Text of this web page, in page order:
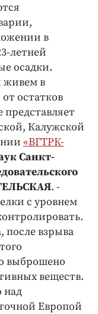
в
летней
осадки.
живем в
остатков
Калужской
«ВГТРК-
Санкт-
. -
с уровнем
после взрыва
выброшено
веществ.
над
Европой